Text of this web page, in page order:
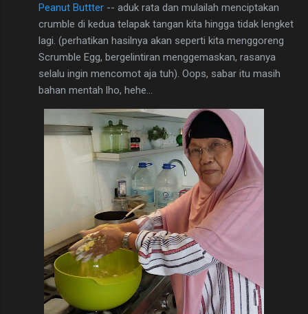
Peanut Buttter -- aduk rata dan mulailah menciptakan
crumble di kedua telapak tangan kita hingga tidak lengket
lagi. (perhatikan hasilnya akan seperti kita menggoreng
Scrumble Egg, bergelintiran menggemaskan, rasanya
selalu ingin mencomot aja tuh). Oops, sabar itu masih
bahan mentah lho, hehe...